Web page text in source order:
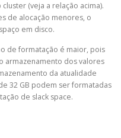
(veja a relação acima).
de alocação menores, o
em disco.
de formatação é maior, pois
armazenamento dos valores
da atualidade
32 GB podem ser formatadas
de slack space.